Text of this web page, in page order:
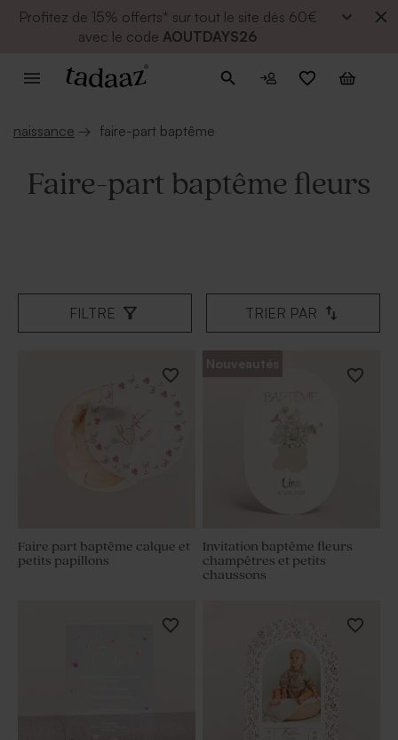
Profitez de 15% offerts* sur tout le site dès 60€
avec le code AOUTDAYS26
naissance → faire-part baptême
Faire-part baptême fleurs
FILTRE TRIER PAR
Faire part baptême calque et
petits papillons
Nouveautés
Invitation baptême fleurs
champêtres et petits
chaussons